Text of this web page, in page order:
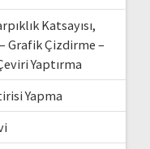
Katsayısı,
Grafik Çizdirme –
Yaptırma
Yapma